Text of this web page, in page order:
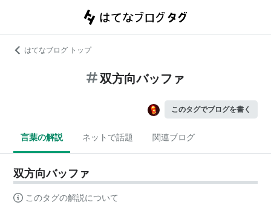
はてなブログ トップ
双方向バッファ
このタグでブログを書く
言葉の解説 ネットで話題 関連ブログ
双方向バッファ
このタグの解説について